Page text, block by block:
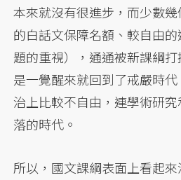
本來就沒有很進步，而少數
的白話文保障名額、較自由
題的重視），通通被新課綱
是一覺醒來就回到了戒嚴時
治上比較不自由，連學術研
落的時代。
所以，國文課綱表面上看起